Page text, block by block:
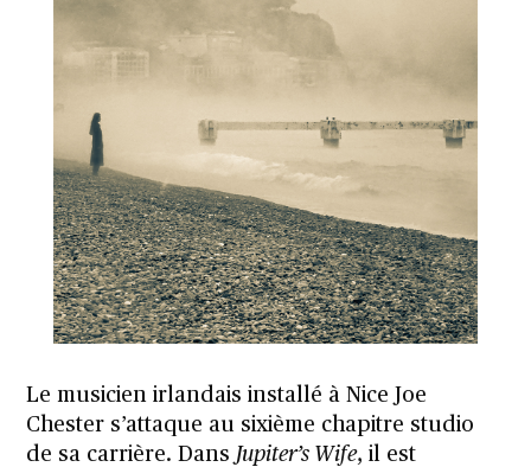
Le musicien irlandais installé à Nice Joe
Chester s’attaque au sixième chapitre studio
de sa carrière. Dans Jupiter’s Wife, il est